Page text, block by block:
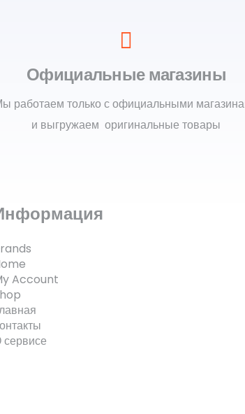
Официальные магазины
работаем только с официальными
и выгружаем оригинальные товары
Account
сервисе